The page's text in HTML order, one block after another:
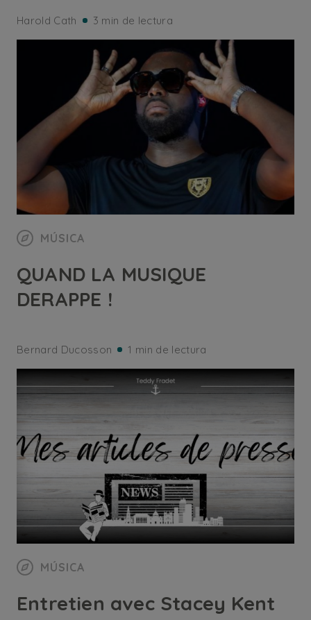
Harold Cath 3 min de lectura
MÚSICA
QUAND LA MUSIQUE
DERAPPE !
Bernard Ducosson 1 min de lectura
MÚSICA
Entretien avec Stacey Kent